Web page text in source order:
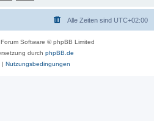
Alle Zeiten sind UTC+02:00
Software © phpBB Limited
durch phpBB.de
| Nutzungsbedingungen